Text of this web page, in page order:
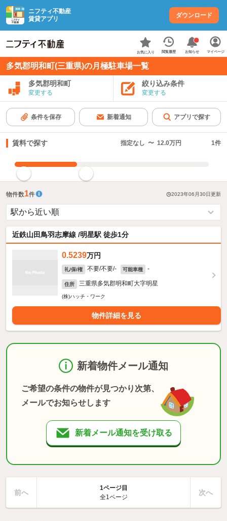
ニフティ不動産
賃貸アプリ
ダウンロード
お気に入り 閲覧履歴 お知らせ マイページ
多気郡明和町(三重県)の月極駐車場一覧
多気郡明和町
変更する
絞り込み条件
変更する
条件を保存 新着通知 アプリで探す
賃料で探す 指定なし 〜 12.0万円 1件
物件数1件 2023年06月30日更新
近鉄山田鳥羽志摩線 /明星駅 徒歩1分
0.5239万円
礼/保/権 不要/不要/- 可能車種 -
住所 三重県多気郡明和町大字明星
(株)ハッチ・ワーク
物件詳細を見る
新着物件メール通知
ご希望の条件の物件が見つかり次第、
メールでお知らせします
新着メール通知を受け取る
前へ
1ページ目
全1ページ
次へ